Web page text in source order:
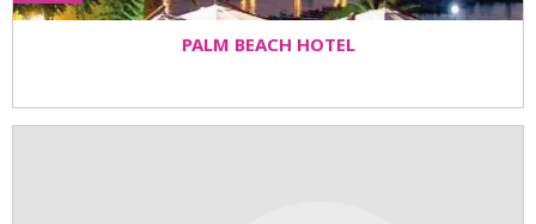
PALM BEACH HOTEL